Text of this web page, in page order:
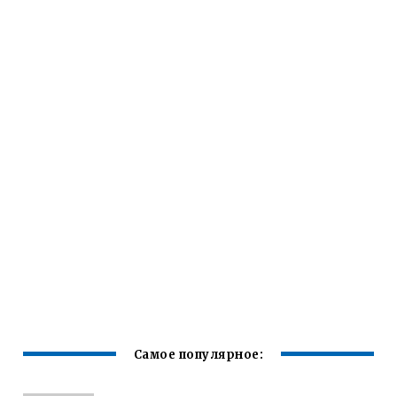
Самое популярное: